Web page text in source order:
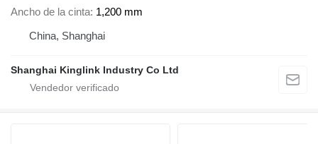
Ancho de la cinta 1,200 mm
China, Shanghai
Shanghai Kinglink Industry Co Ltd